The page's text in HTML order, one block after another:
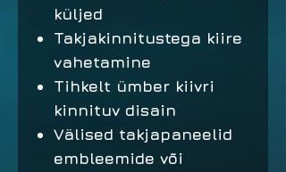
küljed
Takjakinnitustega kiire
vahetamine
Tihkelt ümber kiivri
kinnituv disain
Välised takjapaneelid
embleemide või